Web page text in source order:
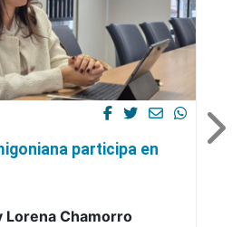
participa en
Lorena Chamorro